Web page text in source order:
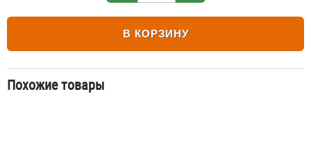
В КОРЗИНУ
Похожие товары